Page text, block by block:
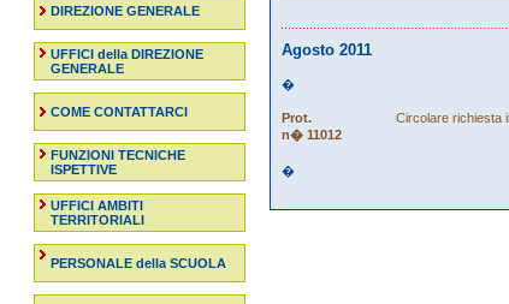
DIREZIONE GENERALE
UFFICI della DIREZIONE
GENERALE
COME CONTATTARCI
FUNZIONI TECNICHE
ISPETTIVE
UFFICI AMBITI
TERRITORIALI
PERSONALE della SCUOLA
Agosto 2011
�
Prot.
n� 11012
Circolare richiesta
�